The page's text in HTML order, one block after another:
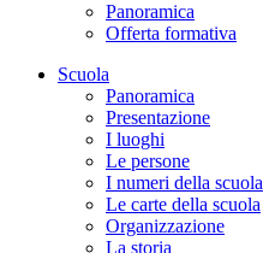
Panoramica
Offerta formativa
Scuola
Panoramica
Presentazione
I luoghi
Le persone
I numeri della scuola
Le carte della scuola
Organizzazione
La storia